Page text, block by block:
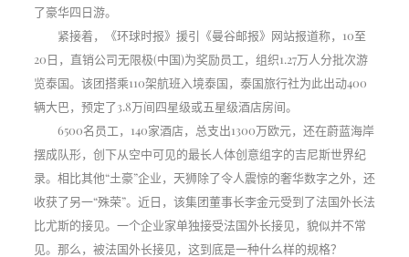
了豪华四日游。
紧接着，《环球时报》援引《曼谷邮报》网站报道称，10至
20日，直销公司无限极(中国)为奖励员工，组织1.27万人分批次游
览泰国。该团搭乘110架航班入境泰国，泰国旅行社为此出动400
辆大巴，预定了3.8万间四星级或五星级酒店房间。
6500名员工，140家酒店，总支出1300万欧元，还在蔚蓝海岸
摆成队形，创下从空中可见的最长人体创意组字的吉尼斯世界纪
录。相比其他“土豪”企业，天狮除了令人震惊的奢华数字之外，还
收获了另一“殊荣”。近日，该集团董事长李金元受到了法国外长法
比尤斯的接见。一个企业家单独接受法国外长接见，貌似并不常
见。那么，被法国外长接见，这到底是一种什么样的规格？